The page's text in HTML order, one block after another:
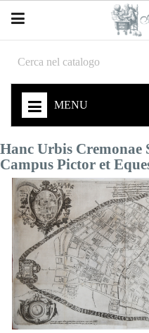
MENU
Hanc Urbis Cremonae
Campus Pictor et